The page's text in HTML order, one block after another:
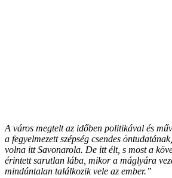
A város megtelt az időben politikával és
a fegyelmezett szépség csendes
volna itt Savonarola. De itt élt, s most a
érintett sarutlan lába, mikor a máglyára
mindúntalan találkozik vele az ember.”